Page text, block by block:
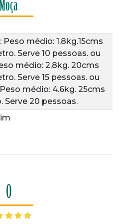
Peso médio: 1,8kg.15cms
Serve 10 pessoas. ou
médio: 2,8kg. 20cms
Serve 15 pessoas. ou
médio: 4.6kg. 25cms
Serve 20 pessoas.
0